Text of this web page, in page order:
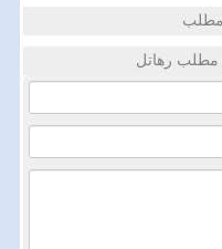
مطلب
مطلب رهاتل